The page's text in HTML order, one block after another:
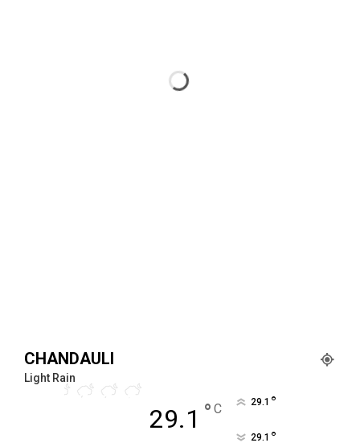
CHANDAULI
Light Rain
29.1 ° C 29.1 °
29.1 °